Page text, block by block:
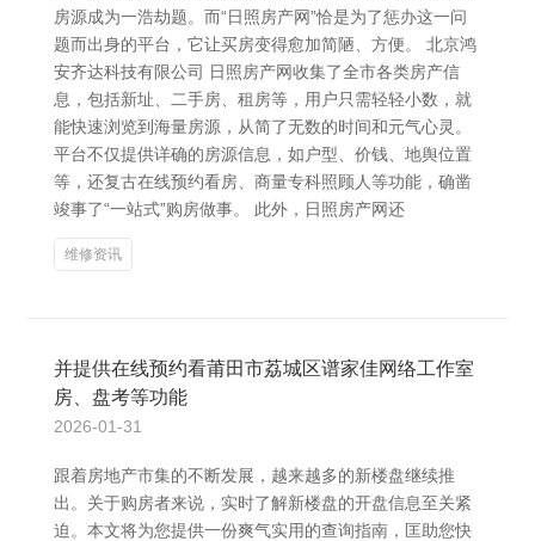
房源成为一浩劫题。而“日照房产网”恰是为了惩办这一问
题而出身的平台，它让买房变得愈加简陋、方便。 北京鸿
安齐达科技有限公司 日照房产网收集了全市各类房产信
息，包括新址、二手房、租房等，用户只需轻轻小数，就
能快速浏览到海量房源，从简了无数的时间和元气心灵。
平台不仅提供详确的房源信息，如户型、价钱、地舆位置
等，还复古在线预约看房、商量专科照顾人等功能，确凿
竣事了“一站式”购房做事。 此外，日照房产网还
维修资讯
并提供在线预约看莆田市荔城区谱家佳网络工作室
房、盘考等功能
2026-01-31
跟着房地产市集的不断发展，越来越多的新楼盘继续推
出。关于购房者来说，实时了解新楼盘的开盘信息至关紧
迫。本文将为您提供一份爽气实用的查询指南，匡助您快